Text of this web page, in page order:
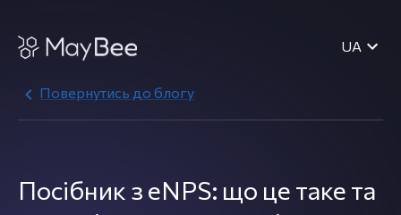
UA
Повернутись до блогу
Посібник з eNPS: що це таке та